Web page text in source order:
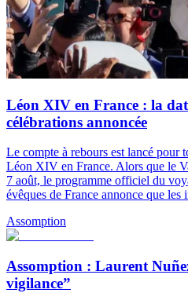
Léon XIV en France : la
célébrations annoncée
Le compte à rebours est lancé pour
Léon XIV en France. Alors que le
7 août, le programme officiel du
évêques de France annonce que les
Assomption
Assomption : Laurent
vigilance”